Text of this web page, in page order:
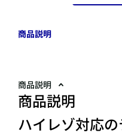
商品説明
商品説明
商品説明
ハイレゾ対応